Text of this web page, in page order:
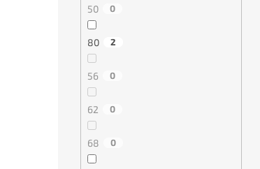
50 0
80 2
56 0
62 0
68 0